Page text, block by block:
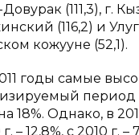
Довурак (111,3), г.
(116,2) и
кожууне (52,1).
годы самые
18%. Однако, в
– 12,8%, с 2010 г. –